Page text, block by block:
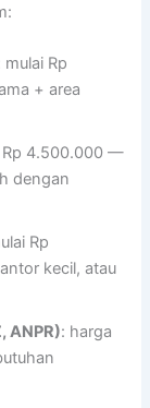
mulai Rp
+ area
Rp 4.500.000 —
dengan
Rp
kecil, atau
ANPR): harga